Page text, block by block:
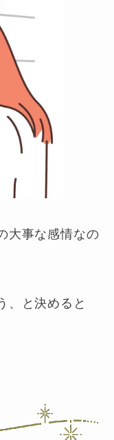
大事な感情なの
、と決めると